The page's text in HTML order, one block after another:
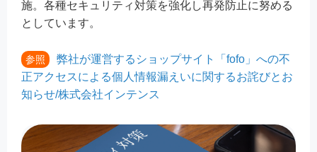
施。各種セキュリティ対策を強化し再発防止に努める
としています。
参照
弊社が運営するショップサイト「fofo」への不
正アクセスによる個人情報漏えいに関するお詫びとお
知らせ/株式会社インテンス